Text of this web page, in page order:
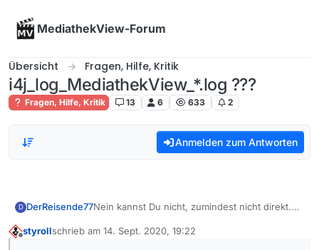
MediathekView-Forum
Übersicht Fragen, Hilfe, Kritik
i4j_log_MediathekView_*.log ???
Fragen, Hilfe, Kritik 13 6 633 2
Anmelden zum Antworten
D DerReisende77Nein kannst Du nicht, zumindest nicht direkt.
hierbei um temporäre Dateien die install4j als
styrollschrieb am 14. Sept. 2020, 19:22
zuletzt editiert von